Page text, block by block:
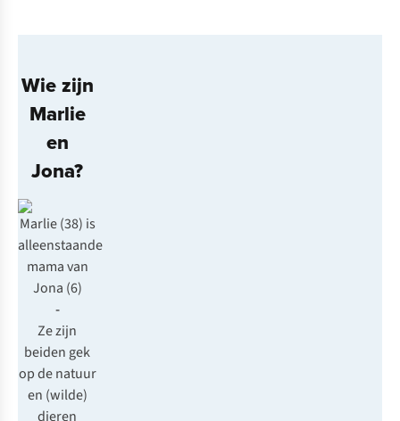
Wie zijn
Marlie
en
Jona?
Marlie (38) is
alleenstaande
mama van
Jona (6)
-
Ze zijn
beiden gek
op de natuur
en (wilde)
dieren